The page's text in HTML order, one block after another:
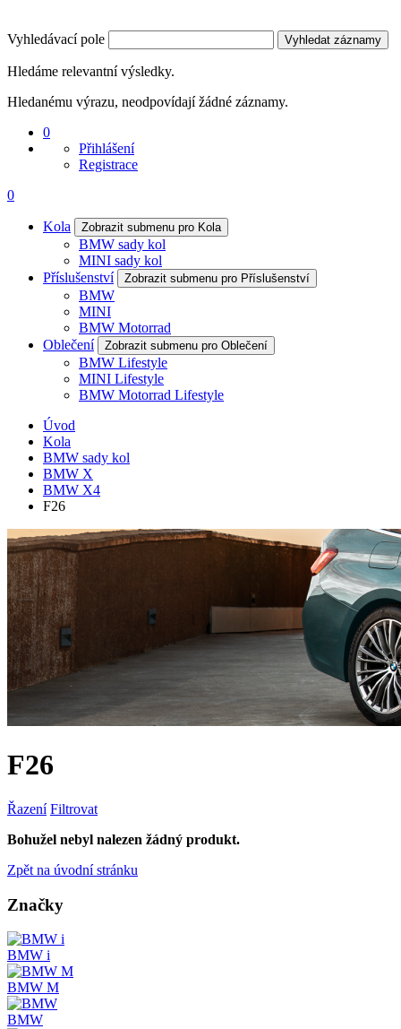
Vyhledávací pole Vyhledat záznamy
Hledáme relevantní výsledky.
Hledanému výrazu, neodpovídají žádné záznamy.
0
Přihlášení
Registrace
0
Kola Zobrazit submenu pro Kola
BMW sady kol
MINI sady kol
Příslušenství
Zobrazit submenu pro Příslušenství
BMW
MINI
BMW Motorrad
Oblečení
Zobrazit submenu pro Oblečení
BMW Lifestyle
MINI Lifestyle
BMW Motorrad Lifestyle
Úvod
Kola
BMW sady kol
BMW X
BMW X4
F26
F26
Řazení Filtrovat
Bohužel nebyl nalezen žádný produkt.
Zpět na úvodní stránku
Značky
BMW i
BMW M
BMW